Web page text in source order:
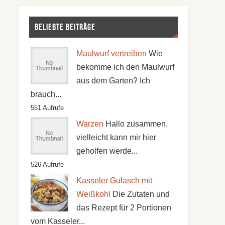
Beliebte Beiträge
Maulwurf vertreiben Wie
bekomme ich den Maulwurf
aus dem Garten? Ich
brauch...
551 Aufrufe
Warzen Hallo zusammen,
vielleicht kann mir hier
geholfen werde...
526 Aufrufe
Kasseler Gulasch mit
Weißkohl
Die Zutaten und
das Rezept für 2 Portionen
vom Kasseler...